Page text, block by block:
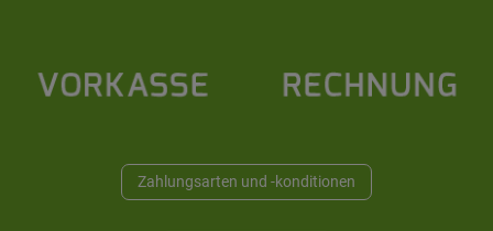
Zahlungsarten und -konditionen